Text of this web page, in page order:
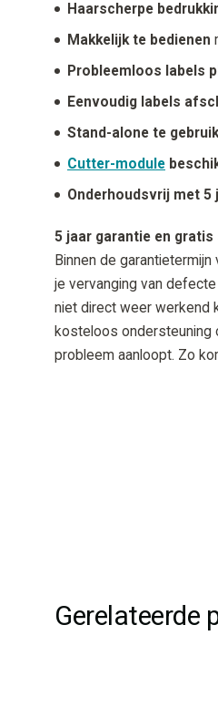
Haarscherpe
Makkelijk te bedienen
Probleemloos labels
Eenvoudig labels
Stand-alone te
Cutter-module
Onderhoudsvrij met 5
5 jaar garantie en
Binnen de
je vervanging van
niet direct weer werkend
kosteloos ondersteuning
probleem aanloopt. Zo
Gerelateerde